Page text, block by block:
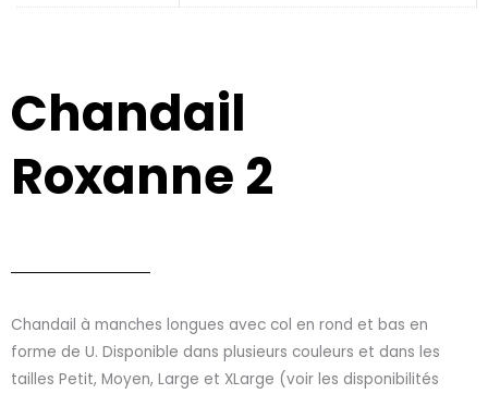
Chandail
Roxanne 2
Chandail à manches longues avec col en rond et bas en
forme de U. Disponible dans plusieurs couleurs et dans les
tailles Petit, Moyen, Large et XLarge (voir les disponibilités